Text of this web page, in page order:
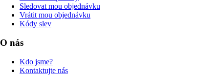
Sledovat mou objednávku
Vrátit mou objednávku
Kódy slev
O nás
Kdo jsme?
Kontaktujte nás